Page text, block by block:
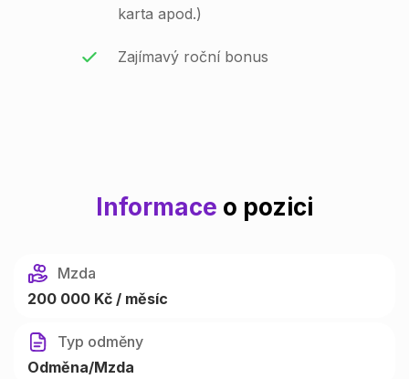
karta apod.)
Zajímavý roční bonus
Informace o pozici
Mzda
200 000 Kč / měsíc
Typ odměny
Odměna/Mzda